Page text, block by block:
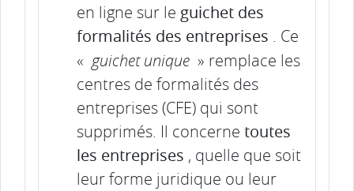
en ligne sur le guichet des
formalités des entreprises . Ce
« guichet unique » remplace les
centres de formalités des
entreprises (CFE) qui sont
supprimés. Il concerne toutes
les entreprises , quelle que soit
leur forme juridique ou leur